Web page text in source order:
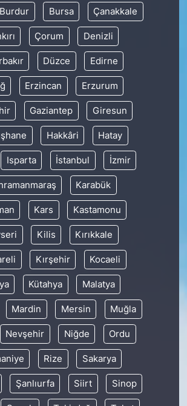
Burdur Bursa Çanakkale
Çorum Denizli
Düzce Edirne
Erzincan Erzurum
Gaziantep Giresun
Hakkâri Hatay
Isparta İstanbul İzmir
Karabük
Kars Kastamonu
Kilis Kırıkkale
Kırşehir Kocaeli
Kütahya Malatya
Mardin Mersin Muğla
Nevşehir Niğde Ordu
Rize Sakarya
Şanlıurfa Siirt Sinop